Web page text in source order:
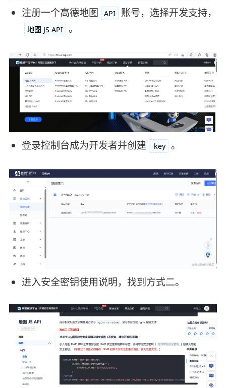
注册一个高德地图 API 账号，选择开发支持，
地图 JS API 。
登录控制台成为开发者并创建 key 。
进入安全密钥使用说明，找到方式二。